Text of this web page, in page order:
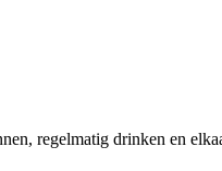
regelmatig drinken en